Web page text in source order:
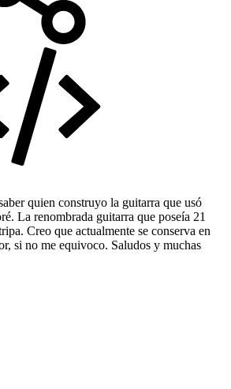
quien construyo la guitarra que usó
La renombrada guitarra que poseía 21
Creo que actualmente se conserva en
si no me equivoco. Saludos y muchas